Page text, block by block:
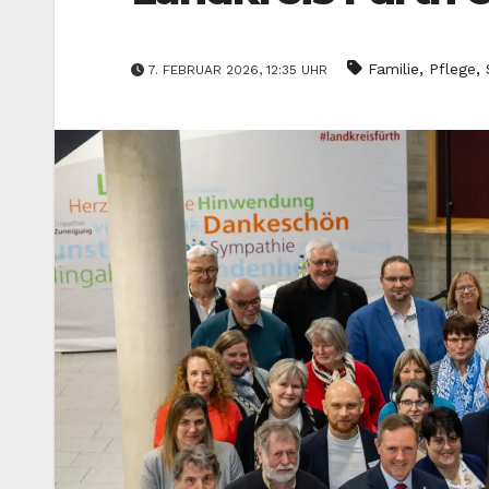
7. FEBRUAR 2026, 12:35 UHR Familie, Pflege,